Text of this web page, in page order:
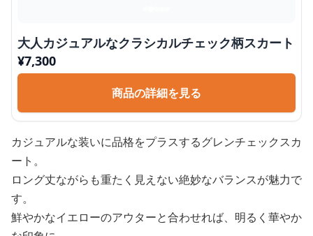
大人カジュアルなクラシカルチェック柄スカート
¥7,300
商品の詳細を見る
カジュアルな装いに品格をプラスするグレンチェックスカ
ート。
ロング丈ながらも重たく見えない絶妙なバランスが魅力で
す。
鮮やかなイエローのアウターと合わせれば、明るく華やか